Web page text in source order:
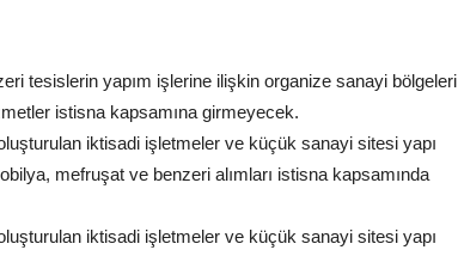
tesislerin yapım işlerine ilişkin organize sanayi bölgeleri
istisna kapsamına girmeyecek.
iktisadi işletmeler ve küçük sanayi sitesi yapı
mefruşat ve benzeri alımları istisna kapsamında
iktisadi işletmeler ve küçük sanayi sitesi yapı